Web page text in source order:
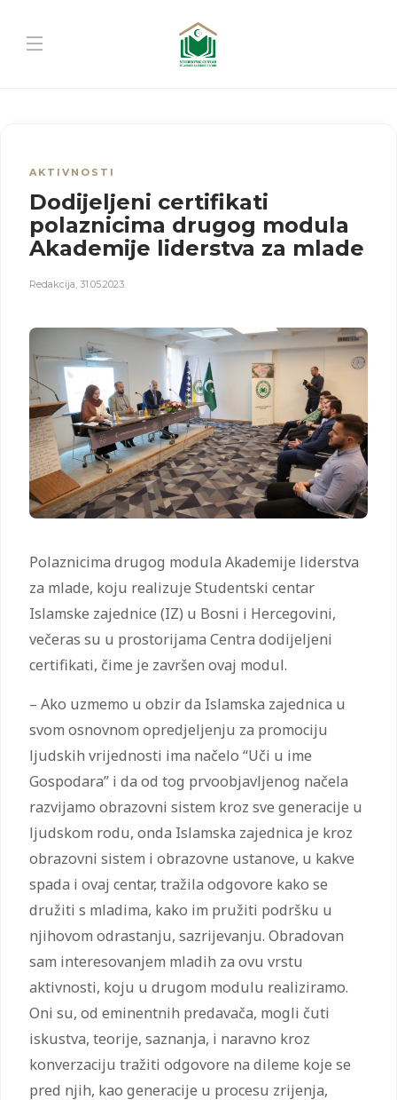
AKTIVNOSTI
Dodijeljeni certifikati
polaznicima drugog modula
Akademije liderstva za mlade
Redakcija, 31.05.2023.
Polaznicima drugog modula Akademije liderstva
za mlade, koju realizuje Studentski centar
Islamske zajednice (IZ) u Bosni i Hercegovini,
večeras su u prostorijama Centra dodijeljeni
certifikati, čime je završen ovaj modul.
– Ako uzmemo u obzir da Islamska zajednica u
svom osnovnom opredjeljenju za promociju
ljudskih vrijednosti ima načelo “Uči u ime
Gospodara” i da od tog prvoobjavljenog načela
razvijamo obrazovni sistem kroz sve generacije u
ljudskom rodu, onda Islamska zajednica je kroz
obrazovni sistem i obrazovne ustanove, u kakve
spada i ovaj centar, tražila odgovore kako se
družiti s mladima, kako im pružiti podršku u
njihovom odrastanju, sazrijevanju. Obradovan
sam interesovanjem mladih za ovu vrstu
aktivnosti, koju u drugom modulu realiziramo.
Oni su, od eminentnih predavača, mogli čuti
iskustva, teorije, saznanja, i naravno kroz
konverzaciju tražiti odgovore na dileme koje se
pred njih, kao generacije u procesu zrijenja,